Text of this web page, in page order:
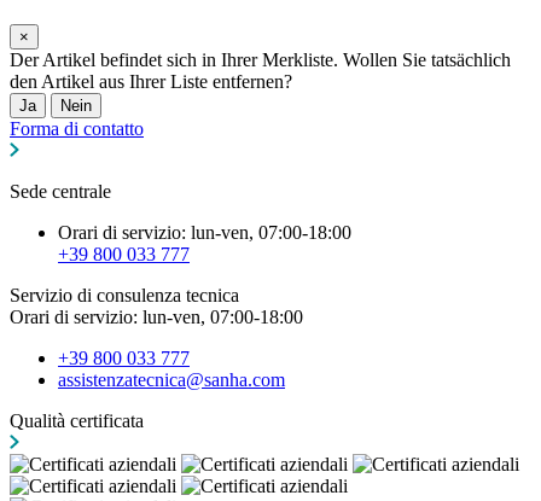
×
Der Artikel befindet sich in Ihrer Merkliste. Wollen Sie tatsächlich
den Artikel aus Ihrer Liste entfernen?
Ja Nein
Forma di contatto
Sede centrale
Orari di servizio: lun-ven, 07:00-18:00
+39 800 033 777
Servizio di consulenza tecnica
Orari di servizio: lun-ven, 07:00-18:00
+39 800 033 777
assistenzatecnica@sanha.com
Qualità certificata